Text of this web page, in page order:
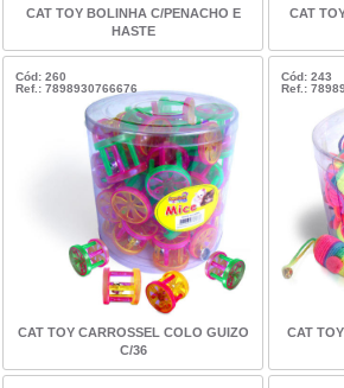
CAT TOY BOLINHA C/PENACHO E
HASTE
CAT
Cód: 260
Ref.: 7898930766676
CAT TOY CARROSSEL COLO GUIZO
C/36
Cód: 243
Ref.:
CAT